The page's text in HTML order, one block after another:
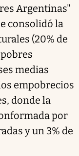
Argentinas"
consolidó la
(20% de
medias
empobrecios
donde la
por
y un 3% de